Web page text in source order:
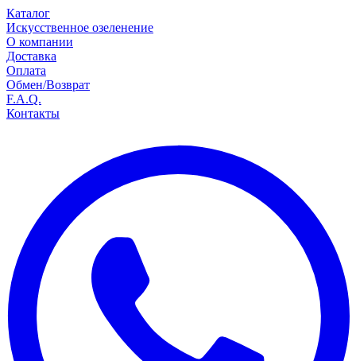
Каталог
Искусственное озеленение
О компании
Доставка
Оплата
Обмен/Возврат
F.A.Q.
Контакты